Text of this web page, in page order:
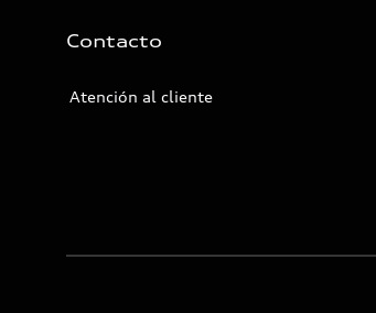
Contacto
Atención al cliente